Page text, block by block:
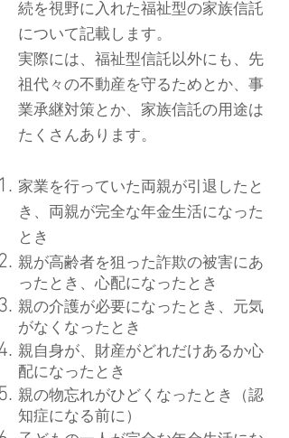
続を視野に入れた福祉型の家族信託
について記載します。
実際には、福祉型信託以外にも、先
祖代々の不動産を守るためとか、事
業承継対策とか、家族信託の用途は
たくさんあります。
家業を行っていた両親が引退したと
き、両親が完全な年金生活になった
とき
親が高齢者を狙った詐欺の被害にあ
ったとき、心配になったとき
親の介護が必要になったとき、元気
がなくなったとき
親自身が、財産がどれだけあるか心
配になったとき
親の物忘れがひどくなったとき（認
知症になる前に）